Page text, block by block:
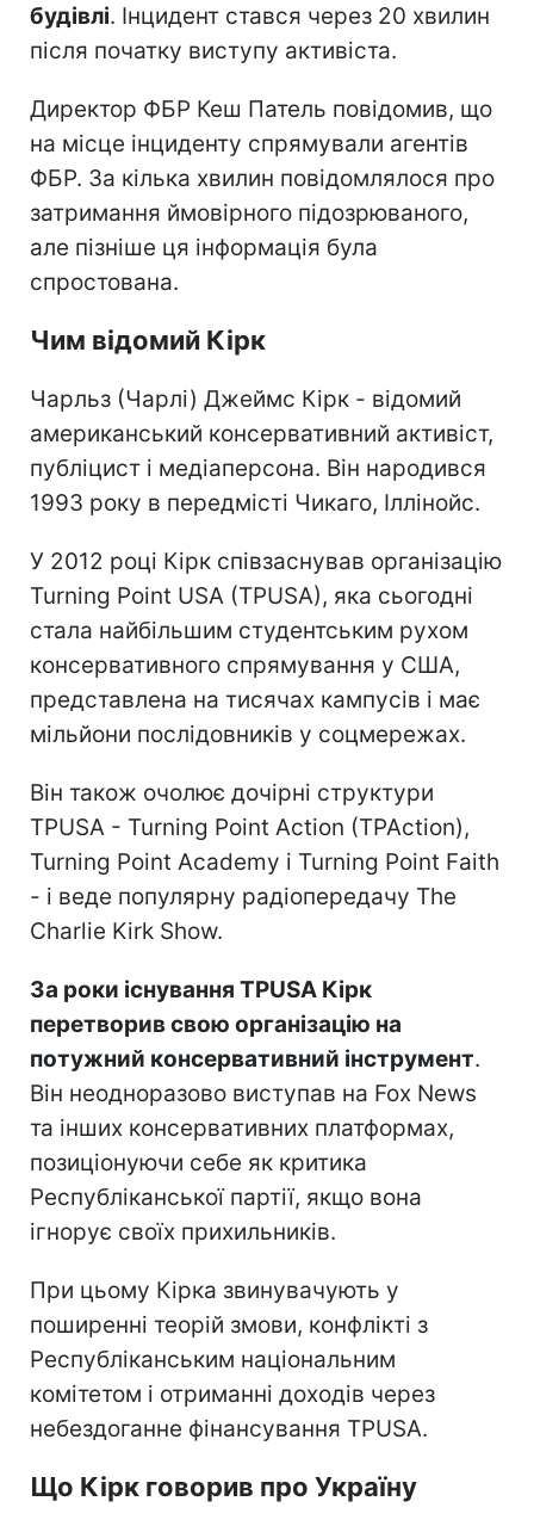
будівлі. Інцидент стався через 20 хвилин
після початку виступу активіста.
Директор ФБР Кеш Патель повідомив, що
на місце інциденту спрямували агентів
ФБР. За кілька хвилин повідомлялося про
затримання ймовірного підозрюваного,
але пізніше ця інформація була
спростована.
Чим відомий Кірк
Чарльз (Чарлі) Джеймс Кірк - відомий
американський консервативний активіст,
публіцист і медіаперсона. Він народився
1993 року в передмісті Чикаго, Іллінойс.
У 2012 році Кірк співзаснував організацію
Turning Point USA (TPUSA), яка сьогодні
стала найбільшим студентським рухом
консервативного спрямування у США,
представлена на тисячах кампусів і має
мільйони послідовників у соцмережах.
Він також очолює дочірні структури
TPUSA - Turning Point Action (TPAction),
Turning Point Academy і Turning Point Faith
- і веде популярну радіопередачу The
Charlie Kirk Show.
За роки існування TPUSA Кірк
перетворив свою організацію на
потужний консервативний інструмент.
Він неодноразово виступав на Fox News
та інших консервативних платформах,
позиціонуючи себе як критика
Республіканської партії, якщо вона
ігнорує своїх прихильників.
При цьому Кірка звинувачують у
поширенні теорій змови, конфлікті з
Республіканським національним
комітетом і отриманні доходів через
небездоганне фінансування TPUSA.
Що Кірк говорив про Україну